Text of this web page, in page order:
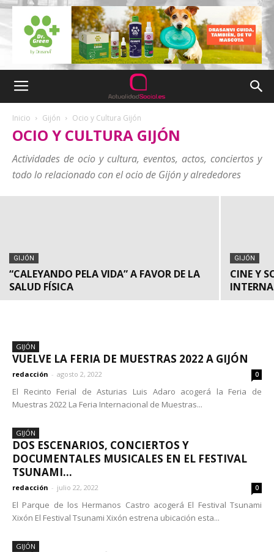
Inicio Gijón Ocio y Cultura Gijón
OCIO Y CULTURA GIJÓN
Actividades de ocio y cultura, eventos, actos, conciertos y
todo lo relacionado con el ocio de Gijón y alrededores
CIERRE DEL CSI GIJÓN 2022: “ENTRE
TODOS HACEMOS POSIBLE ESTE
CONCURSO”
redacción - agosto 29, 2022
GIJÓN
“CALEYANDO PELA VIDA” A FAVOR DE LA
SALUD FÍSICA
GIJÓN
CINE Y
GIJÓN
VUELVE LA FERIA DE MUESTRAS 2022 A GIJÓN
redacción - agosto 2, 2022 0
El Recinto Ferial de Asturias Luis Adaro acogerá la Feria de
Muestras 2022 La Feria Internacional de Muestras...
GIJÓN
DOS ESCENARIOS, CONCIERTOS Y
DOCUMENTALES MUSICALES EN EL FESTIVAL
TSUNAMI...
redacción - julio 22, 2022 0
El Parque de los Hermanos Castro acogerá El Festival Tsunami
Xixón El Festival Tsunami Xixón estrena ubicación esta...
GIJÓN